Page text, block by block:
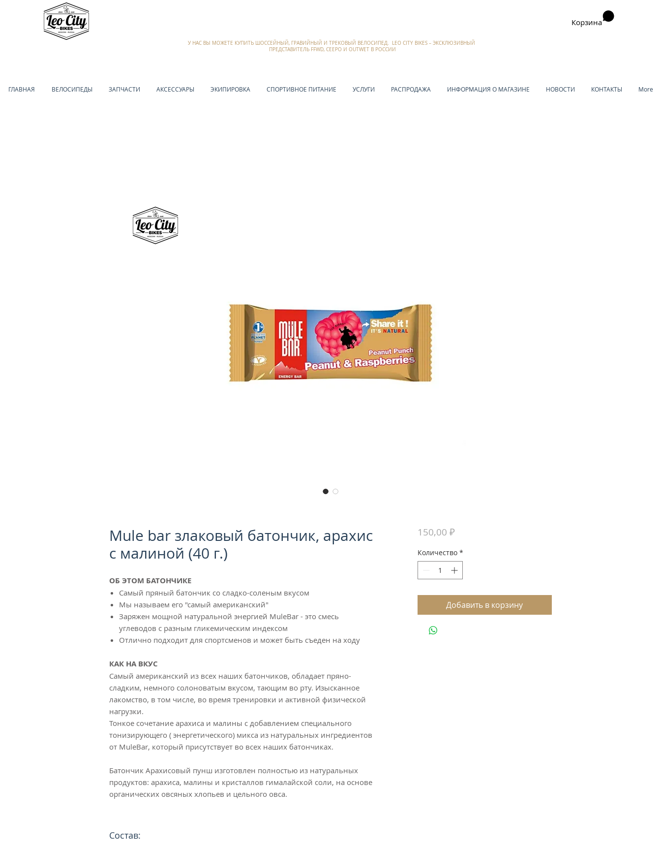
Корзина
У НАС ВЫ МОЖЕТЕ КУПИТЬ ШОССЕЙНЫЙ, ГРАВИЙНЫЙ И ТРЕКОВЫЙ ВЕЛОСИПЕД. LEO CITY BIKES – ЭКСКЛЮЗИВНЫЙ
ПРЕДСТАВИТЕЛЬ FFWD, CEEPO И OUTWET В РОССИИ
ГЛАВНАЯ ВЕЛОСИПЕДЫ ЗАПЧАСТИ АКСЕССУАРЫ ЭКИПИРОВКА СПОРТИВНОЕ ПИТАНИЕ УСЛУГИ РАСПРОДАЖА ИНФОРМАЦИЯ О МАГАЗИНЕ НОВОСТИ КОНТАКТЫ More
Mule bar злаковый батончик, арахис
с малиной (40 г.)
ОБ ЭТОМ БАТОНЧИКЕ
Самый пряный батончик со сладко-соленым вкусом
Мы называем его "самый американский"
Заряжен мощной натуральной энергией MuleBar - это смесь
углеводов с разным гликемическим индексом
Отлично подходит для спортсменов и может быть съеден на ходу
КАК НА ВКУС
Самый американский из всех наших батончиков, обладает пряно-
сладким, немного солоноватым вкусом, тающим во рту. Изысканное
лакомство, в том числе, во время тренировки и активной физической
нагрузки.
Тонкое сочетание арахиса и малины с добавлением специального
тонизирующего ( энергетического) микса из натуральных ингредиентов
от MuleBar, который присутствует во всех наших батончиках.
Батончик Арахисовый пунш изготовлен полностью из натуральных
продуктов: арахиса, малины и кристаллов гималайской соли, на основе
органических овсяных хлопьев и цельного овса.
Состав:
150,00 ₽Цена
Количество *
Добавить в корзину